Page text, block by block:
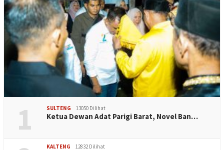
1 SULTENG 13050 Dilihat
Ketua Dewan Adat Parigi Barat, Novel Ban…
KALTENG 12832 Dilihat